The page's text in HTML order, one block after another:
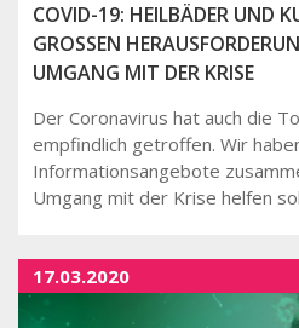
COVID-19: HEILBÄDER UND
GROSSEN
MGANG MIT DER KRISE
Der Coronavirus hat auch die
empfindlich getroffen. Wir
Informationsangebote
Umgang mit der Krise helfen
17.03.2020